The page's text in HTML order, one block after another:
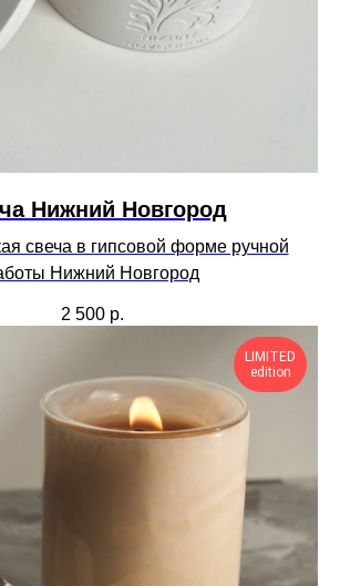
Нижний Новгород
свеча в гипсовой форме ручной
Нижний Новгород
2 500 р.
LIMITED
edition